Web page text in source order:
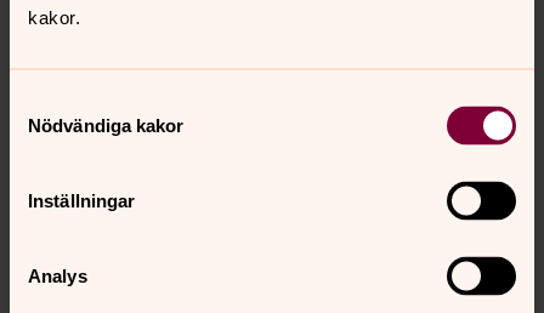
kakor.
Nödvändiga kakor
Inställningar
Analys
Lediga jobb på kyrkokansliet
På kyrkokansliet jobbar du med frågor som är
Senast ändrad 29 oktober 2025
innehåll?